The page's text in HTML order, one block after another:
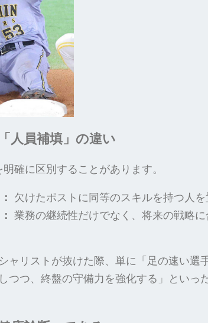
人員補填」の違い
確に区別することがあります。
欠けたポストに同等のスキルを持つ人
業務の継続性だけでなく、将来の戦略に
ャリストが抜けた際、単に「足の速い選
つつ、終盤の守備力を強化する」といっ